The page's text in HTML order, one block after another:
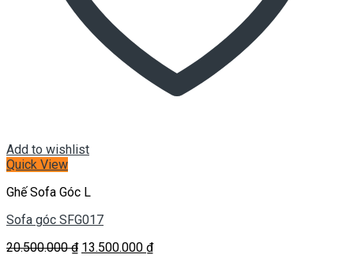
Add to wishlist
Quick View
Ghế Sofa Góc L
Sofa góc SFG017
20.500.000₫ Giá
13.500.000 ₫Giá